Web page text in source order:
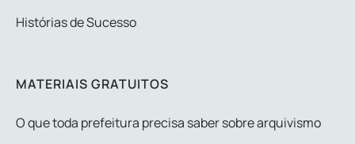
Histórias de Sucesso
MATERIAIS GRATUITOS
O que toda prefeitura precisa saber sobre arquivismo